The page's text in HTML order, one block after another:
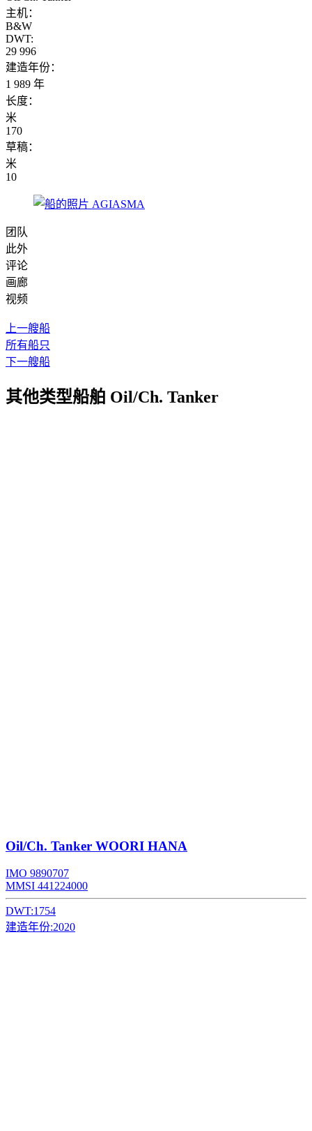
主机：
B&W
DWT:
29 996
建造年份：
1 989 年
长度：
米
170
草稿：
米
10
团队
此外
评论
画廊
视频
上一艘船
所有船只
下一艘船
其他类型船舶 Oil/Ch. Tanker
Oil/Ch. Tanker WOORI HANA
IMO 9890707
MMSI 441224000
DWT:1754
建造年份:2020